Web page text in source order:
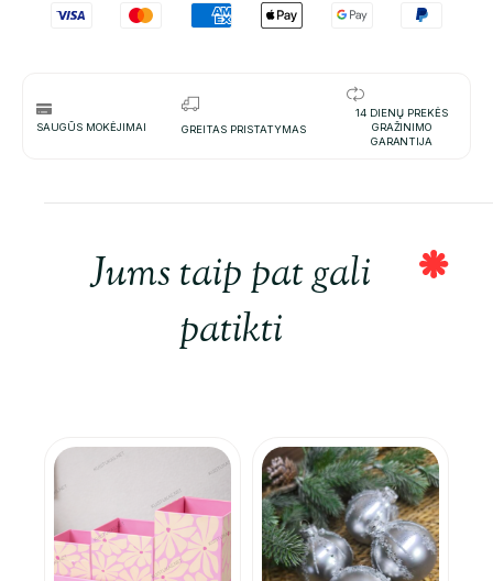
SAUGŪS MOKĖJIMAI GREITAS PRISTATYMAS
14 DIENŲ PREKĖS
GRAŽINIMO
GARANTIJA
Jums taip pat gali
patikti